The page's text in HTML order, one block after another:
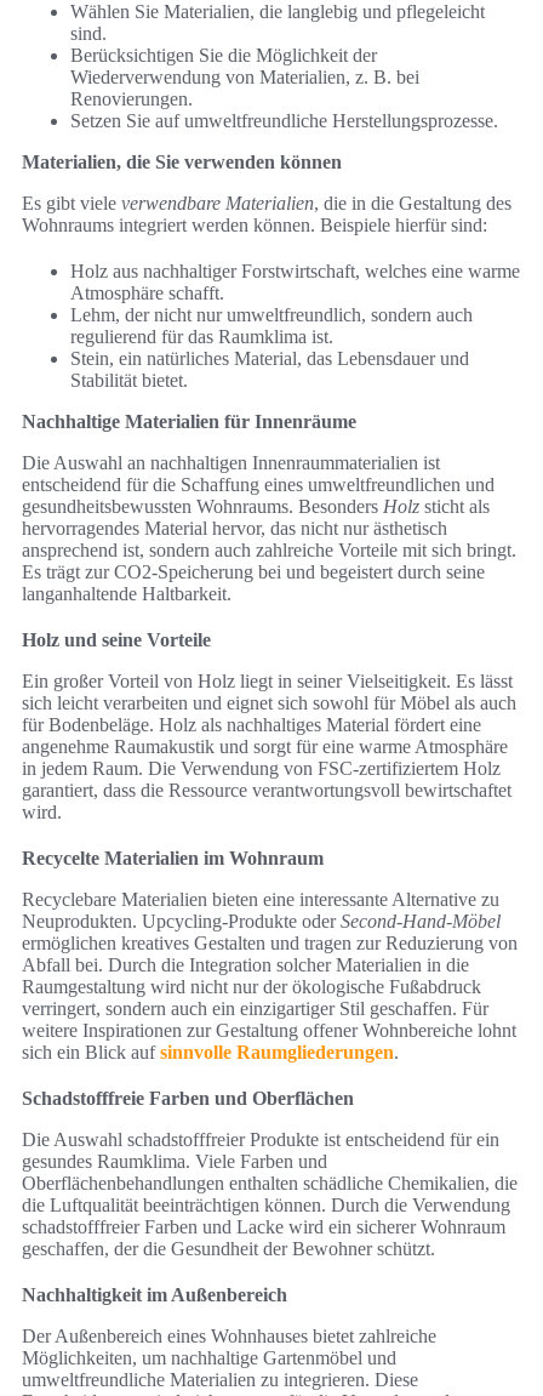
Wählen Sie Materialien, die langlebig und pflegeleicht
sind.
Berücksichtigen Sie die Möglichkeit der
Wiederverwendung von Materialien, z. B. bei
Renovierungen.
Setzen Sie auf umweltfreundliche Herstellungsprozesse.
Materialien, die Sie verwenden können
Es gibt viele verwendbare Materialien, die in die Gestaltung des
Wohnraums integriert werden können. Beispiele hierfür sind:
Holz aus nachhaltiger Forstwirtschaft, welches eine warme
Atmosphäre schafft.
Lehm, der nicht nur umweltfreundlich, sondern auch
regulierend für das Raumklima ist.
Stein, ein natürliches Material, das Lebensdauer und
Stabilität bietet.
Nachhaltige Materialien für Innenräume
Die Auswahl an nachhaltigen Innenraummaterialien ist
entscheidend für die Schaffung eines umweltfreundlichen und
gesundheitsbewussten Wohnraums. Besonders Holz sticht als
hervorragendes Material hervor, das nicht nur ästhetisch
ansprechend ist, sondern auch zahlreiche Vorteile mit sich bringt.
Es trägt zur CO2-Speicherung bei und begeistert durch seine
langanhaltende Haltbarkeit.
Holz und seine Vorteile
Ein großer Vorteil von Holz liegt in seiner Vielseitigkeit. Es lässt
sich leicht verarbeiten und eignet sich sowohl für Möbel als auch
für Bodenbeläge. Holz als nachhaltiges Material fördert eine
angenehme Raumakustik und sorgt für eine warme Atmosphäre
in jedem Raum. Die Verwendung von FSC-zertifiziertem Holz
garantiert, dass die Ressource verantwortungsvoll bewirtschaftet
wird.
Recycelte Materialien im Wohnraum
Recyclebare Materialien bieten eine interessante Alternative zu
Neuprodukten. Upcycling-Produkte oderSecond-Hand-Möbel
ermöglichen kreatives Gestalten und tragen zur Reduzierung von
Abfall bei. Durch die Integration solcher Materialien in die
Raumgestaltung wird nicht nur der ökologische Fußabdruck
verringert, sondern auch ein einzigartiger Stil geschaffen. Für
weitere Inspirationen zur Gestaltung offener Wohnbereiche lohnt
sich ein Blick aufsinnvolle Raumgliederungen.
Schadstofffreie Farben und Oberflächen
Die Auswahl schadstofffreier Produkte ist entscheidend für ein
gesundes Raumklima. Viele Farben und
Oberflächenbehandlungen enthalten schädliche Chemikalien, die
die Luftqualität beeinträchtigen können. Durch die Verwendung
schadstofffreier Farben und Lacke wird ein sicherer Wohnraum
geschaffen, der die Gesundheit der Bewohner schützt.
Nachhaltigkeit im Außenbereich
Der Außenbereich eines Wohnhauses bietet zahlreiche
Möglichkeiten, um nachhaltige Gartenmöbel und
umweltfreundliche Materialien zu integrieren. Diese